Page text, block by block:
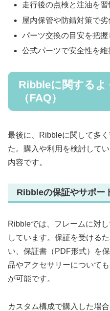
走行後の点検と注油を習
屋内保管や防錆対策で劣
パーツ交換の目安を把握
公式パーツで安全性を維
Ribbleに関するよ
（FAQ）
最後に、Ribbleに関して多
た。購入や利用を検討して
内容です。
Ribbleの保証やサポー
Ribbleでは、フレームに対
しています。保証を受ける
い、保証書（PDF形式）を
品やアクセサリーについて
が可能です。
カスタム構成で購入した場